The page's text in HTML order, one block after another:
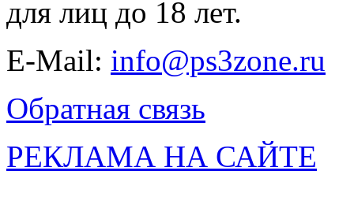
для лиц до 18 лет.
E-Mail: info@ps3zone.ru
Обратная связь
РЕКЛАМА НА САЙТЕ